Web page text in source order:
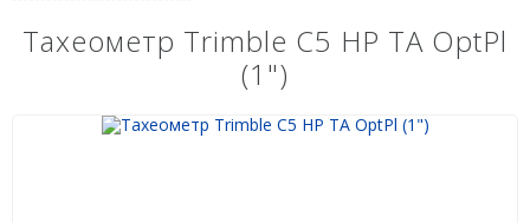
Тахеометр Trimble C5 HP TA OptPl
(1")